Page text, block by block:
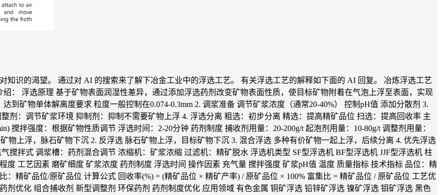
知识的渴望。 通过对 AI 的搜索来了解下冶金工业中的浮选工艺。 有关浮选工艺的解释如下面的 AI 回复。 冶炼浮选工艺
： 浮选原理 基于矿物表面润湿性差异，通过添加浮选药剂改变矿物表面性质，使目标矿物附着在气泡上浮至表面，实现
到矿物单体解离度要求 粒度一般控制在0.074-0.3mm 2. 调浆准备 调节矿浆浓度（通常20-40%） 控制pH值 添加分散剂 3.
剂：调节矿浆环境 抑制剂：抑制不需要矿物上浮 4. 浮选分离 粗选：初步分离 精选：提高精矿品位 扫选：提高回收率 主
搅拌强度：根据矿物性质调节 浮选时间：2-20分钟 药剂制度 捕收剂用量：20-200g/t 起泡剂用量：10-80g/t 调整剂用量：
物上浮，脉石矿物下沉 2. 反浮选 脉石矿物上浮，目标矿物下沉 3. 混合浮选 多种有价矿物一起上浮，后续分离 4. 优先浮选
搅拌式 调浆槽：药剂混合调节 浓缩机：矿浆浓缩 过滤机：精矿脱水 浮选机类型 SF型浮选机 BF型浮选机 JJF型浮选机 柱
度 工艺因素 磨矿细度 矿浆浓度 药剂制度 浮选时间 操作因素 充气量 搅拌强度 矿浆pH值 温度 质量指标 技术指标 品位：精
精矿品位/原矿品位 计算公式 回收率(%) = (精矿品位 × 精矿产率) / 原矿品位 × 100% 富集比 = 精矿品位 / 原矿品位 工艺优
剂优化 组合捕收剂 新型调整剂 环保药剂 药剂制度优化 应用领域 有色金属 铜矿浮选 铅锌矿浮选 镍矿浮选 钼矿浮选 黑色